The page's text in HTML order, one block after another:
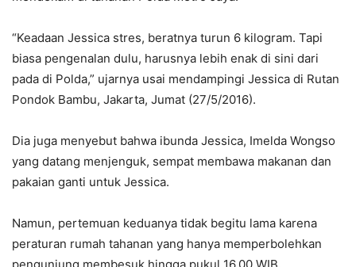
“Keadaan Jessica stres, beratnya turun 6 kilogram. Tapi
biasa pengenalan dulu, harusnya lebih enak di sini dari
pada di Polda,” ujarnya usai mendampingi Jessica di Rutan
Pondok Bambu, Jakarta, Jumat (27/5/2016).
Dia juga menyebut bahwa ibunda Jessica, Imelda Wongso
yang datang menjenguk, sempat membawa makanan dan
pakaian ganti untuk Jessica.
Namun, pertemuan keduanya tidak begitu lama karena
peraturan rumah tahanan yang hanya memperbolehkan